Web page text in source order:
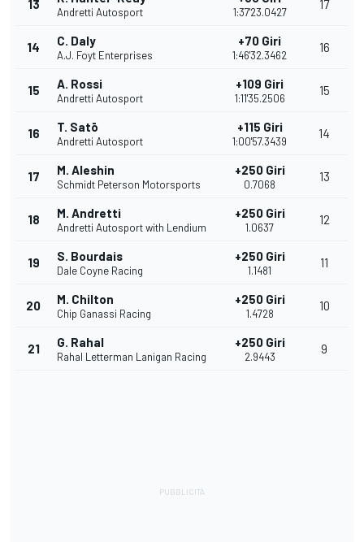
13
Andretti Autosport 1:37'23.0427
17
14 C. Daly
A.J. Foyt Enterprises
+70 Giri
1:46'32.3462
16
15 A. Rossi
Andretti Autosport
+109 Giri
1:11'35.2506
15
16 T. Satō
Andretti Autosport
+115 Giri
1:00'57.3439
14
17 M. Aleshin
Schmidt Peterson Motorsports
+250 Giri
0.7068
13
18 M. Andretti
Andretti Autosport with Lendium
+250 Giri
1.0637
12
19 S. Bourdais
Dale Coyne Racing
+250 Giri
1.1481
11
20 M. Chilton
Chip Ganassi Racing
+250 Giri
1.4728
10
21 G. Rahal
Rahal Letterman Lanigan Racing
+250 Giri
2.9443
9